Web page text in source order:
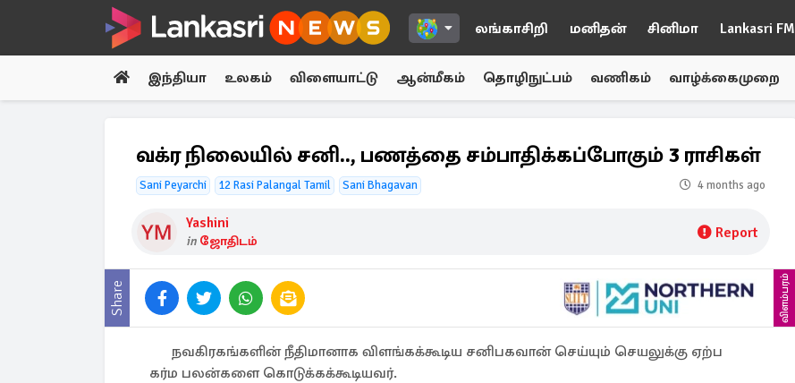
லங்காசிறி மனிதன் சினிமா Lankasri FM
இந்தியா உலகம் விளையாட்டு ஆன்மீகம் தொழிநுட்பம் வணிகம் வாழ்க்கைமுறை
வக்ர நிலையில் சனி.., பணத்தை சம்பாதிக்கப்போகும் 3 ராசிகள்
Sani Peyarchi 12 Rasi Palangal Tamil Sani Bhagavan 4 months ago
Yashini
in ஜோதிடம் Report
Share விளம்பரம்
நவகிரகங்களின் நீதிமானாக விளங்கக்கூடிய சனிபகவான் செய்யும் செயலுக்கு ஏற்ப
கர்ம பலன்களை கொடுக்கக்கூடியவர்.